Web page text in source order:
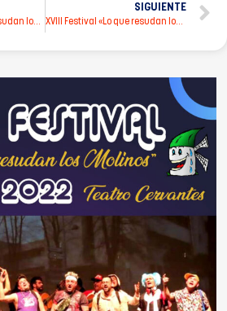
XVIII Festival «Lo que resudan los molinos»
SIGUIENTE
XVIII Festival «Lo que resudan los molinos»